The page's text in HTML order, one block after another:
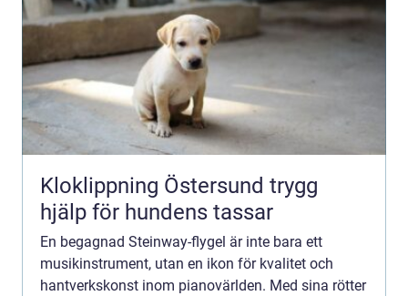
Kloklippning Östersund trygg
hjälp för hundens tassar
En begagnad Steinway-flygel är inte bara ett
musikinstrument, utan en ikon för kvalitet och
hantverkskonst inom pianovärlden. Med sina rötter